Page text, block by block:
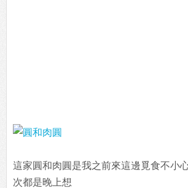
這家圓和肉圓是我之前來這邊覓食不小
次都是晚上想